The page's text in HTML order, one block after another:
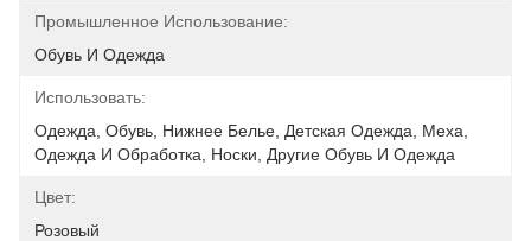
Промышленное Использование:
Обувь И Одежда
Использовать:
Одежда, Обувь, Нижнее Белье, Детская Одежда, Меха,
Одежда И Обработка, Носки, Другие Обувь И Одежда
Цвет:
Розовый